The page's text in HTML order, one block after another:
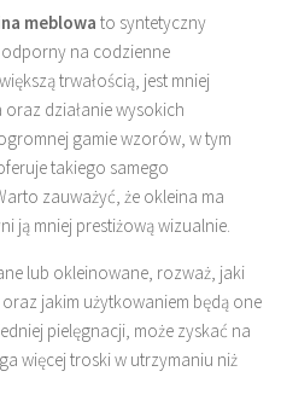
meblowa to syntetyczny
odporny na codzienne
trwałością, jest mniej
działanie wysokich
gamie wzorów, w tym
takiego samego
zauważyć, że okleina ma
ją mniej prestiżową wizualnie.
lub okleinowane, rozważ, jaki
jakim użytkowaniem będą one
pielęgnacji, może zyskać na
więcej troski w utrzymaniu niż